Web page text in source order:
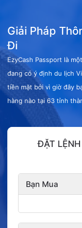
Giải Pháp
Đi
EzyCash Passport là
đang có ý định du lịch
tiền mặt bởi vì giờ đây
hàng nào tại 63 tỉnh
ĐẶT LỆNH
Bạn Mua